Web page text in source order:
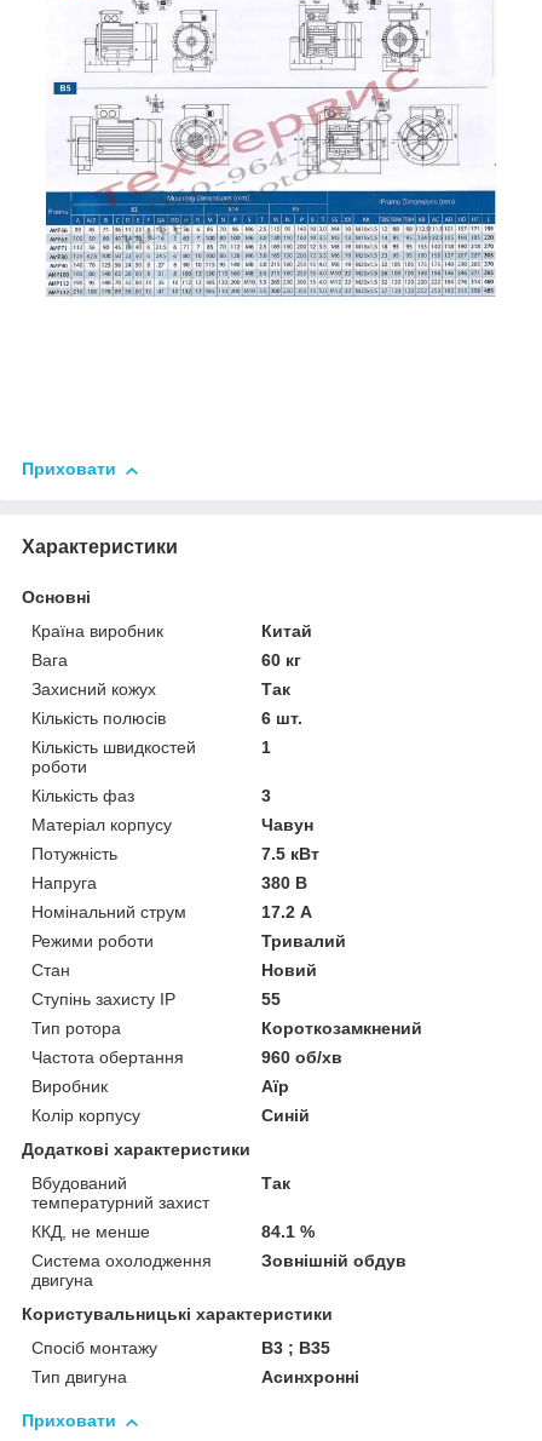
Приховати
Характеристики
Основні
Країна виробник
Китай
Вага
60 кг
Захисний кожух
Так
Кількість полюсів
6 шт.
Кількість швидкостей
роботи
1
Кількість фаз
3
Матеріал корпусу
Чавун
Потужність
7.5 кВт
Напруга
380 В
Номінальний струм
17.2 А
Режими роботи
Тривалий
Стан
Новий
Ступінь захисту IP
55
Тип ротора
Короткозамкнений
Частота обертання
960 об/хв
Виробник
Аїр
Колір корпусу
Синій
Додаткові характеристики
Вбудований
температурний захист
Так
ККД, не менше
84.1 %
Система охолодження
двигуна
Зовнішній обдув
Користувальницькі характеристики
Спосіб монтажу
B3 ; B35
Тип двигуна
Асинхронні
Приховати